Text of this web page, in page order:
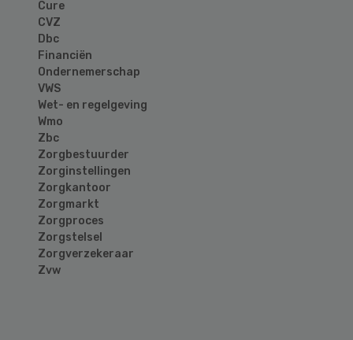
Cure
CVZ
Dbc
Financiën
Ondernemerschap
VWS
Wet- en regelgeving
Wmo
Zbc
Zorgbestuurder
Zorginstellingen
Zorgkantoor
Zorgmarkt
Zorgproces
Zorgstelsel
Zorgverzekeraar
Zvw